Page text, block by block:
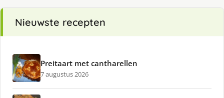
Nieuwste recepten
Preitaart met cantharellen
7 augustus 2026